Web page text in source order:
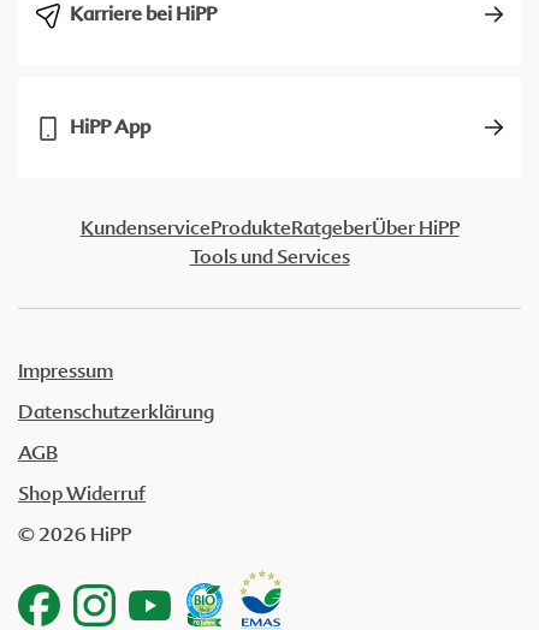
Karriere bei HiPP
HiPP App
KundenserviceProdukteRatgeberÜber HiPP
Tools und Services
Impressum
Datenschutzerklärung
AGB
Shop Widerruf
© 2026 HiPP